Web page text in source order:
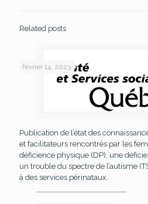
Related posts
février 14, 2023
Publication de l’état des
et facilitateurs rencontrés par les
déficience physique (DP), une
un trouble du spectre de l’autisme
à des services périnataux.